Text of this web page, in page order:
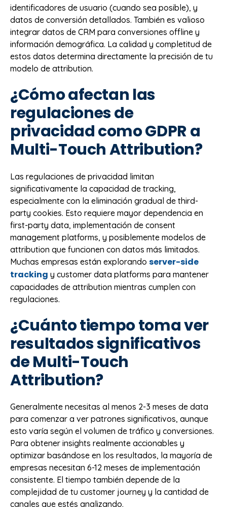
identificadores de usuario (cuando sea posible), y
datos de conversión detallados. También es valioso
integrar datos de CRM para conversiones offline y
información demográfica. La calidad y completitud de
estos datos determina directamente la precisión de tu
modelo de attribution.
¿Cómo afectan las
regulaciones de
privacidad como GDPR a
Multi-Touch Attribution?
Las regulaciones de privacidad limitan
significativamente la capacidad de tracking,
especialmente con la eliminación gradual de third-
party cookies. Esto requiere mayor dependencia en
first-party data, implementación de consent
management platforms, y posiblemente modelos de
attribution que funcionen con datos más limitados.
Muchas empresas están explorando server-side
tracking y customer data platforms para mantener
capacidades de attribution mientras cumplen con
regulaciones.
¿Cuánto tiempo toma ver
resultados significativos
de Multi-Touch
Attribution?
Generalmente necesitas al menos 2-3 meses de data
para comenzar a ver patrones significativos, aunque
esto varía según el volumen de tráfico y conversiones.
Para obtener insights realmente accionables y
optimizar basándose en los resultados, la mayoría de
empresas necesitan 6-12 meses de implementación
consistente. El tiempo también depende de la
complejidad de tu customer journey y la cantidad de
canales que estés analizando.